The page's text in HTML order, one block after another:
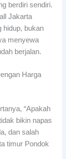
berdiri sendiri.
Jakarta
bukan
menyewa
berjalan.
Harga
“Apakah
bikin napas
dan salah
timur Pondok